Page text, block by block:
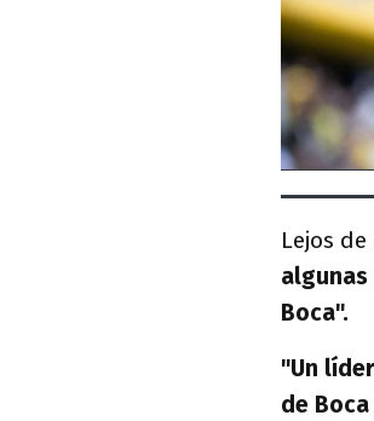
Lejos
Boca".
"Un
de